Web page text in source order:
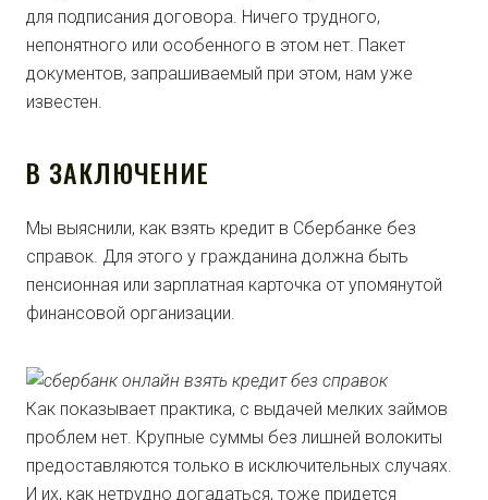
для подписания договора. Ничего трудного,
непонятного или особенного в этом нет. Пакет
документов, запрашиваемый при этом, нам уже
известен.
В ЗАКЛЮЧЕНИЕ
Мы выяснили, как взять кредит в Сбербанке без
справок. Для этого у гражданина должна быть
пенсионная или зарплатная карточка от упомянутой
финансовой организации.
Как показывает практика, с выдачей мелких займов
проблем нет. Крупные суммы без лишней волокиты
предоставляются только в исключительных случаях.
И их, как нетрудно догадаться, тоже придется